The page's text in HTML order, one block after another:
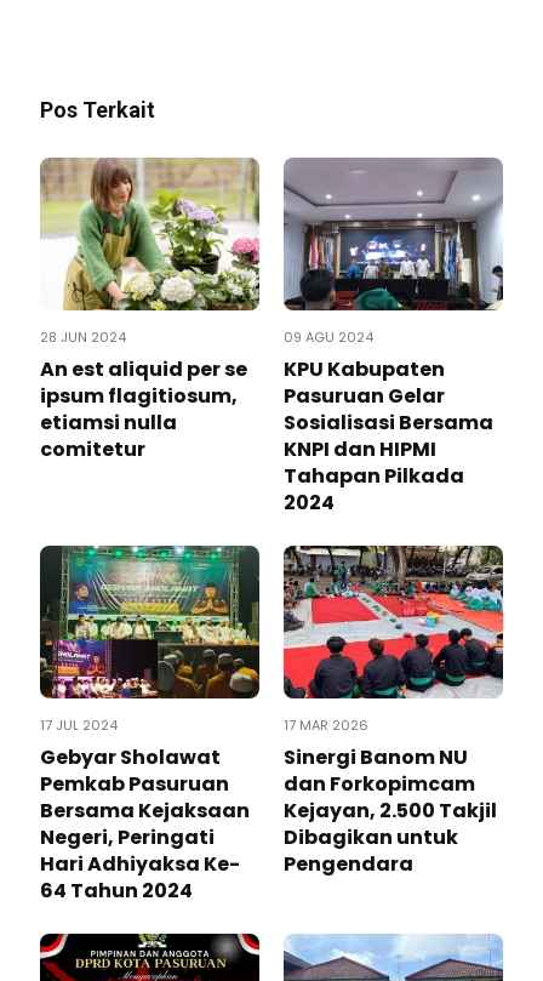
Pos Terkait
28 JUN 2024
An est aliquid per se
ipsum flagitiosum,
etiamsi nulla
comitetur
09 AGU 2024
KPU Kabupaten
Pasuruan Gelar
Sosialisasi Bersama
KNPI dan HIPMI
Tahapan Pilkada
2024
17 JUL 2024
Gebyar Sholawat
Pemkab Pasuruan
Bersama Kejaksaan
Negeri, Peringati
Hari Adhiyaksa Ke-
64 Tahun 2024
17 MAR 2026
Sinergi Banom NU
dan Forkopimcam
Kejayan, 2.500 Takjil
Dibagikan untuk
Pengendara